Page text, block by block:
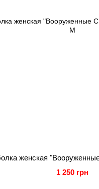
женская
1 250 грн